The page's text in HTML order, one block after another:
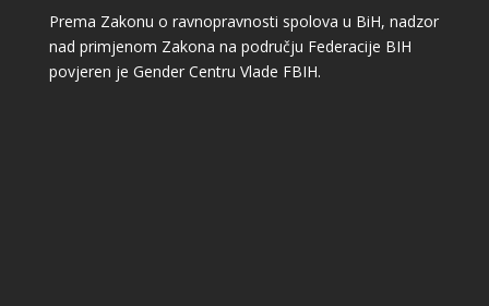
Prema Zakonu o ravnopravnosti spolova u BiH, nadzor
nad primjenom Zakona na području Federacije BIH
povjeren je Gender Centru Vlade FBIH.